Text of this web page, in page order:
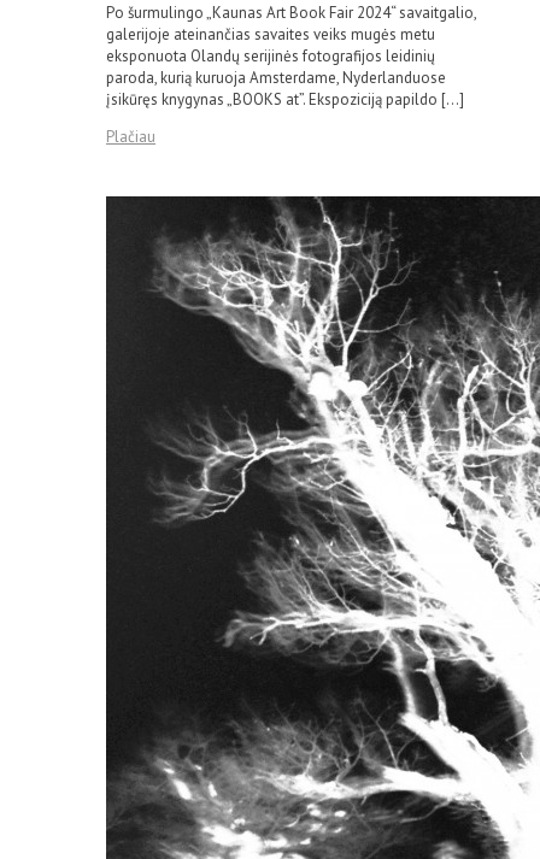
Po šurmulingo „Kaunas Art Book Fair 2024“ savaitgalio,
galerijoje ateinančias savaites veiks mugės metu
eksponuota Olandų serijinės fotografijos leidinių
paroda, kurią kuruoja Amsterdame, Nyderlanduose
įsikūręs knygynas „BOOKS at”. Ekspoziciją papildo […]
Plačiau